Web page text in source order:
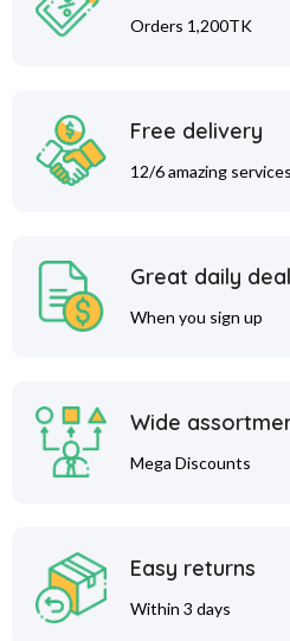
Orders 1,200TK
Free delivery
12/6 amazing services
Great daily deal
When you sign up
Wide
Mega Discounts
Easy returns
Within 3 days